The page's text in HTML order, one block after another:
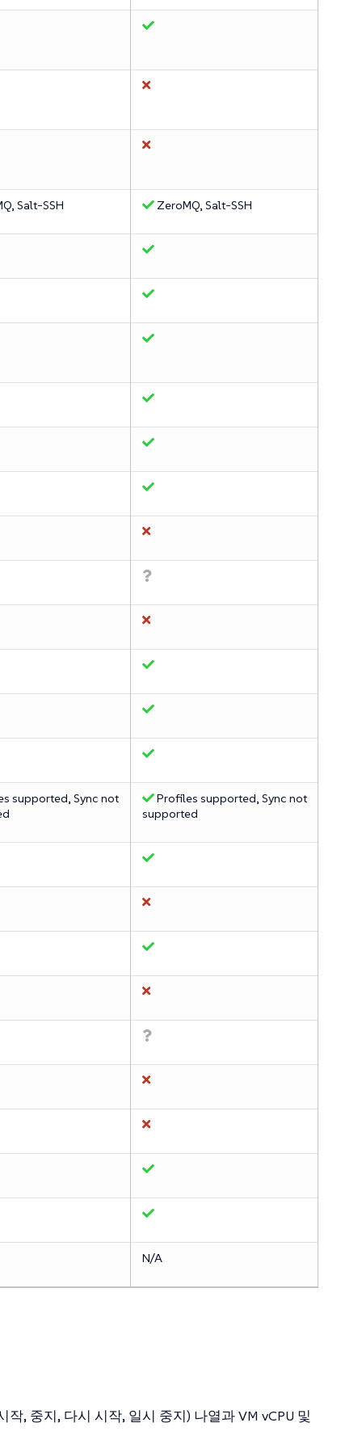
Salt-SSH ZeroMQ, Salt-SSH
supported, Sync not
Profiles supported, Sync not
supported
N/A
, 중지, 다시 시작, 일시 중지) 나열과 VM vCPU 및